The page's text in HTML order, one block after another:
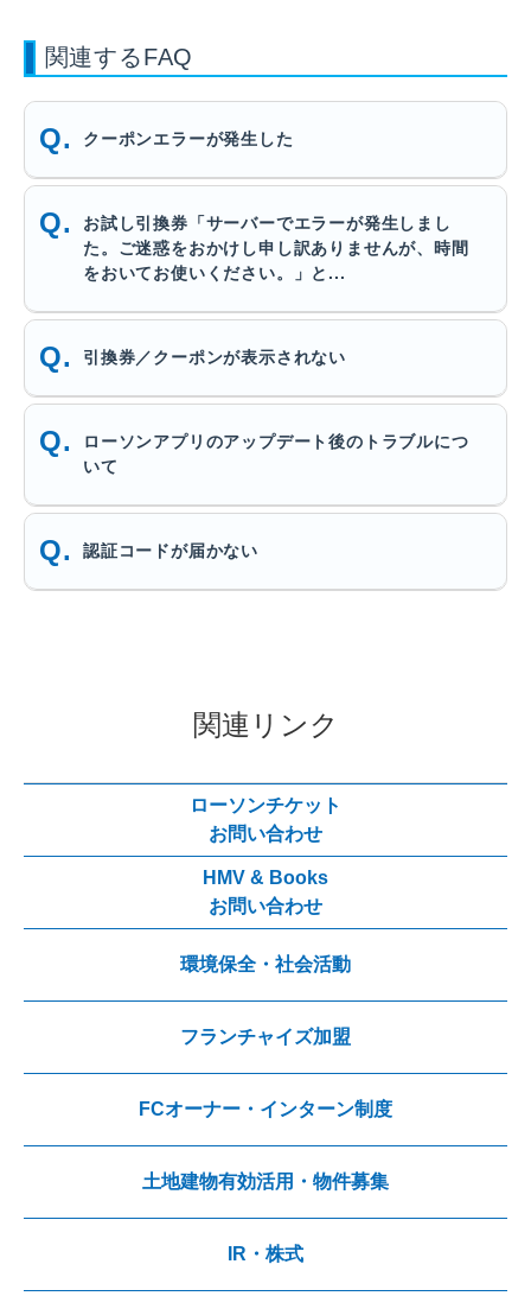
関連するFAQ
クーポンエラーが発生した
お試し引換券「サーバーでエラーが発生しまし
た。ご迷惑をおかけし申し訳ありませんが、時間
をおいてお使いください。」と...
引換券／クーポンが表示されない
ローソンアプリのアップデート後のトラブルにつ
いて
認証コードが届かない
関連リンク
ローソンチケット
お問い合わせ
HMV & Books
お問い合わせ
環境保全・社会活動
フランチャイズ加盟
FCオーナー・インターン制度
土地建物有効活用・物件募集
IR・株式